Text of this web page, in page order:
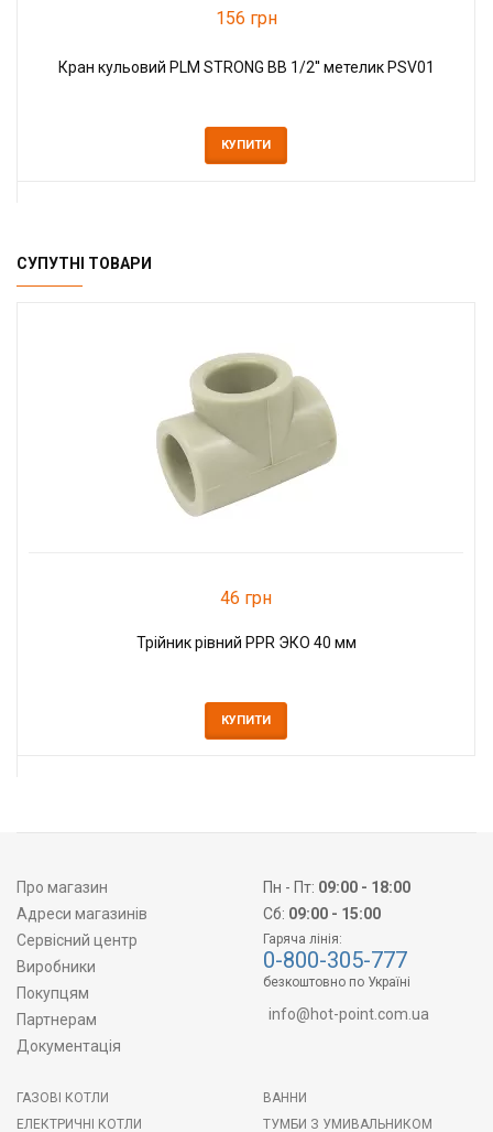
156 грн
Кран кульовий PLM STRONG ВВ 1/2'' метелик PSV01
КУПИТИ
СУПУТНІ ТОВАРИ
46 грн
Трійник рівний PPR ЭКО 40 мм
КУПИТИ
Про магазин
Адреси магазинів
Сервісний центр
Виробники
Покупцям
Партнерам
Документація
Пн - Пт: 09:00 - 18:00
Сб: 09:00 - 15:00
Гаряча лінія:
0-800-305-777
безкоштовно по Україні
info@hot-point.com.ua
ГАЗОВІ КОТЛИ
ЕЛЕКТРИЧНІ КОТЛИ
ВАННИ
ТУМБИ З УМИВАЛЬНИКОМ